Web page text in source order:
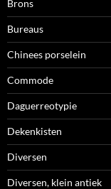
Brons
Bureaus
Chinees porselein
Commode
Daguerreotypie
Dekenkisten
Diversen
Diversen, klein antiek